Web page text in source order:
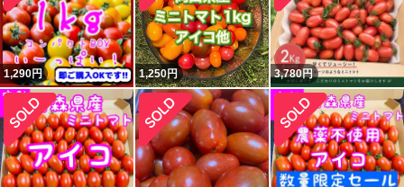
1,290円 1,250円 3,780円